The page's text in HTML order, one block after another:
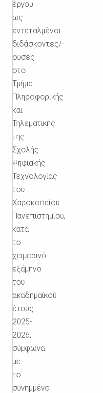
έργου
ως
εντεταλμένοι
διδάσκοντες/-
ουσες
στο
Τμήμα
Πληροφορικής
και
Τηλεματικής
της
Σχολής
Ψηφιακής
Τεχνολογίας
του
Χαροκοπείου
Πανεπιστημίου,
κατά
το
χειμερινό
εξάμηνο
του
ακαδημαϊκού
έτους
2025-
2026,
σύμφωνα
με
το
συνημμένο